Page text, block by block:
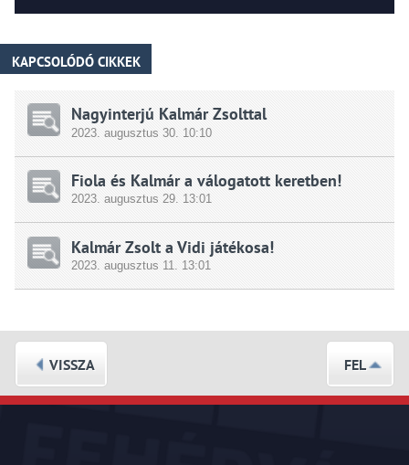
KAPCSOLÓDÓ CIKKEK
Nagyinterjú Kalmár Zsolttal
2023.augusztus 30. 10:10
Fiola és Kalmár a válogatott keretben!
2023.augusztus 29. 13:01
Kalmár Zsolt a Vidi játékosa!
2023.augusztus 11. 13:01
VISSZA FEL